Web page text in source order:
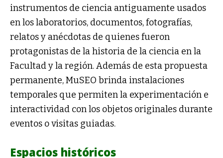
instrumentos de ciencia antiguamente usados
en los laboratorios, documentos, fotografías,
relatos y anécdotas de quienes fueron
protagonistas de la historia de la ciencia en la
Facultad y la región. Además de esta propuesta
permanente, MuSEO brinda instalaciones
temporales que permiten la experimentación e
interactividad con los objetos originales durante
eventos o visitas guiadas.
Espacios históricos